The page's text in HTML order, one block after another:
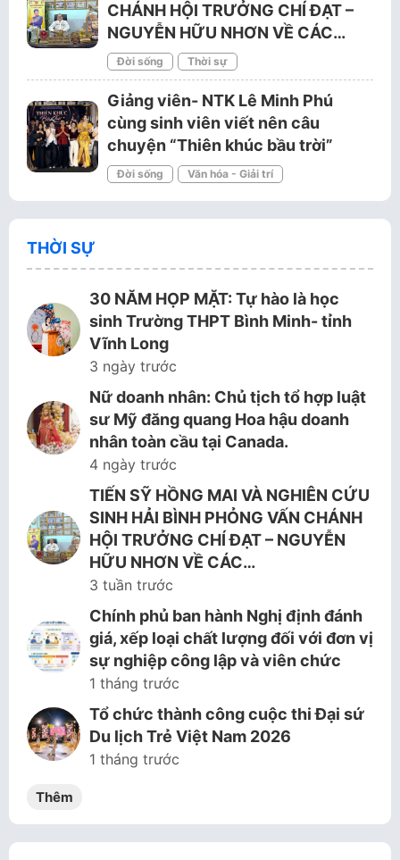
CHÁNH HỘI TRƯỞNG CHÍ ĐẠT –
NGUYỄN HỮU NHƠN VỀ CÁC…
Đời sống Thời sự
Giảng viên- NTK Lê Minh Phú
cùng sinh viên viết nên câu
chuyện “Thiên khúc bầu trời”
Đời sống Văn hóa - Giải trí
THỜI SỰ
30 NĂM HỌP MẶT: Tự hào là học
sinh Trường THPT Bình Minh- tỉnh
Vĩnh Long
3 ngày trước
Nữ doanh nhân: Chủ tịch tổ hợp luật
sư Mỹ đăng quang Hoa hậu doanh
nhân toàn cầu tại Canada.
4 ngày trước
TIẾN SỸ HỒNG MAI VÀ NGHIÊN CỨU
SINH HẢI BÌNH PHỎNG VẤN CHÁNH
HỘI TRƯỞNG CHÍ ĐẠT – NGUYỄN
HỮU NHƠN VỀ CÁC…
3 tuần trước
Chính phủ ban hành Nghị định đánh
giá, xếp loại chất lượng đối với đơn vị
sự nghiệp công lập và viên chức
1 tháng trước
Tổ chức thành công cuộc thi Đại sứ
Du lịch Trẻ Việt Nam 2026
1 tháng trước
Thêm